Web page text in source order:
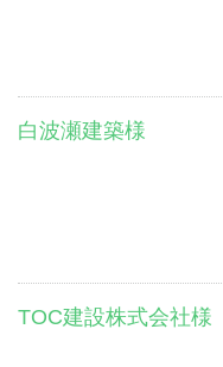
白波瀬建築様
TOC建設株式会社様